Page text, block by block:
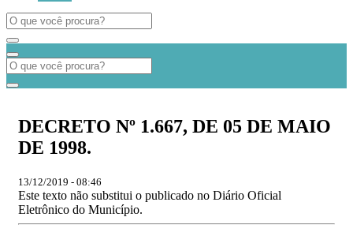
DECRETO Nº 1.667, DE 05 DE MAIO
DE 1998.
13/12/2019 - 08:46
Este texto não substitui o publicado no Diário Oficial
Eletrônico do Município.